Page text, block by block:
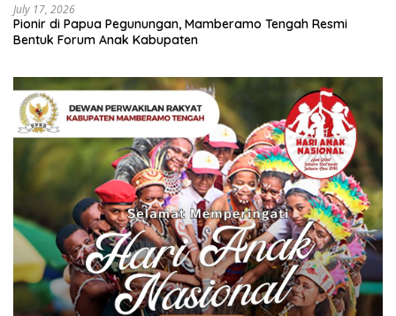
July 17, 2026
Pionir di Papua Pegunungan, Mamberamo Tengah Resmi
Bentuk Forum Anak Kabupaten